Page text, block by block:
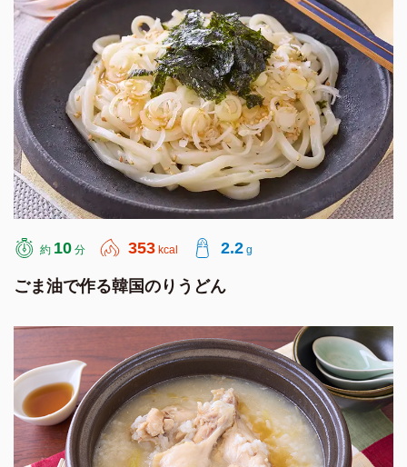
約 10 分 353 kcal 2.2 g
ごま油で作る韓国のりうどん